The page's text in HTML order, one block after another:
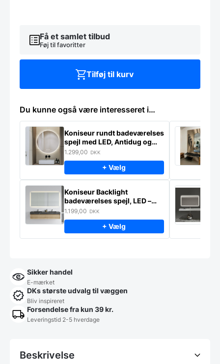
ramme
størrelser
Få et samlet tilbud
Føj til favoritter
Tilføj til kurv
Du kunne også være interesseret i…
Koniseur rundt badeværelses
spejl med LED, Antidug og
Touchsensor
1.299,00 DKK
+ Vælg
Koniseur Backlight
badeværelses spejl, LED –
lampeudtag – Antidug
1.199,00 DKK
+ Vælg
Sikker handel
E-mærket
DKs største udvalg til væggen
Bliv inspireret
Forsendelse fra kun 39 kr.
Leveringstid 2-5 hverdage
Beskrivelse